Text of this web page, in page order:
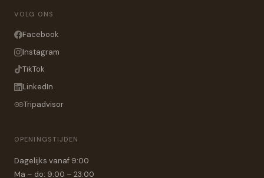
VOLG ONS
Facebook
Instagram
TikTok
LinkedIn
Tripadvisor
OPENINGSTIJDEN
Dagelijks vanaf 9:00
Ma – do: 9:00 – 23:00